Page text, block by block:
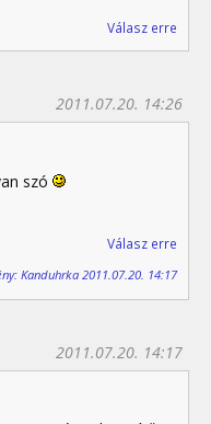
Válasz erre
2011.07.20. 14:26
szó
Válasz erre
Kanduhrka 2011.07.20. 14:17
2011.07.20. 14:17